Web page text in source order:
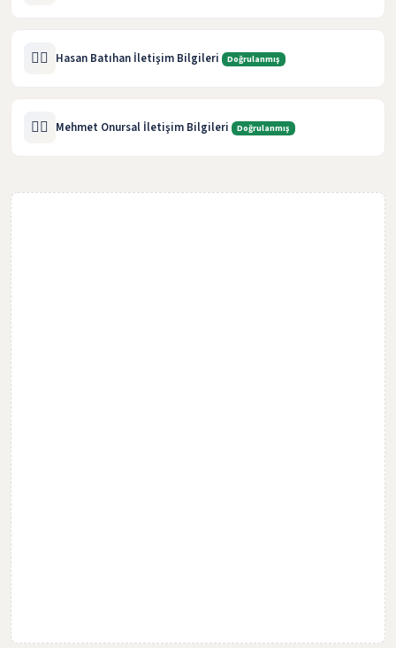
🧑‍⚖️ Hasan Batıhan İletişim Bilgileri Doğrulanmış
🧑‍⚖️ Mehmet Onursal İletişim Bilgileri Doğrulanmış